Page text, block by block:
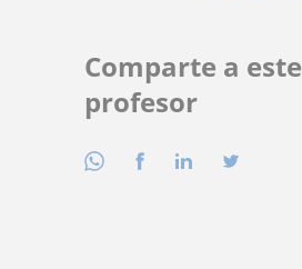
Comparte a este
profesor